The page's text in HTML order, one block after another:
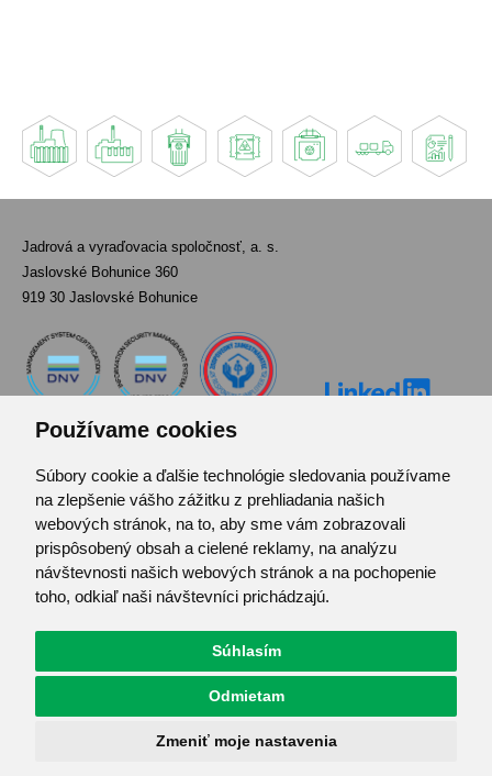
Používame cookies
Súbory cookie a ďalšie technológie sledovania používame
na zlepšenie vášho zážitku z prehliadania našich
webových stránok, na to, aby sme vám zobrazovali
prispôsobený obsah a cielené reklamy, na analýzu
návštevnosti našich webových stránok a na pochopenie
toho, odkiaľ naši návštevníci prichádzajú.
Súhlasím
Odmietam
Zmeniť moje nastavenia
Jadrová a vyraďovacia spoločnosť, a. s.
Jaslovské Bohunice 360
919 30 Jaslovské Bohunice
Kontakt
Pozvánka do infocentra
Zoznam použitých skratiek
Mapa stránok
RSS
Centrum predvolieb cookies